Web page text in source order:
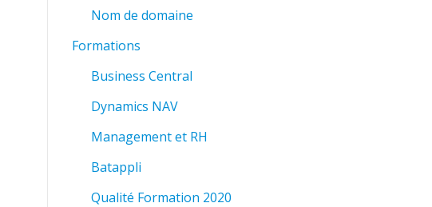
Nom de domaine
Formations
Business Central
Dynamics NAV
Management et RH
Batappli
Qualité Formation 2020